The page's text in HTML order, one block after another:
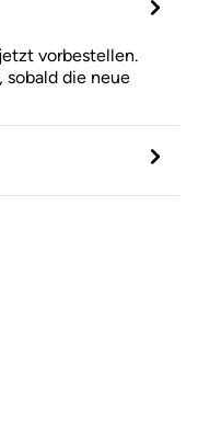
vorbestellen.
sobald die neue